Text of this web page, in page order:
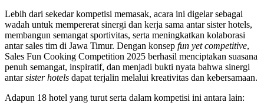
Lebih dari sekedar kompetisi memasak, acara ini digelar sebagai
wadah untuk mempererat sinergi dan kerja sama antar sister hotels,
membangun semangat sportivitas, serta meningkatkan kolaborasi
antar sales tim di Jawa Timur. Dengan konsep fun yet competitive,
Sales Fun Cooking Competition 2025 berhasil menciptakan suasana
penuh semangat, inspiratif, dan menjadi bukti nyata bahwa sinergi
antarsister hotels dapat terjalin melalui kreativitas dan kebersamaan.
Adapun 18 hotel yang turut serta dalam kompetisi ini antara lain: